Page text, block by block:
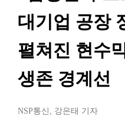
대기업 공장
펼쳐진 현수
생존 경계선
NSP통신 , 강은태 기자